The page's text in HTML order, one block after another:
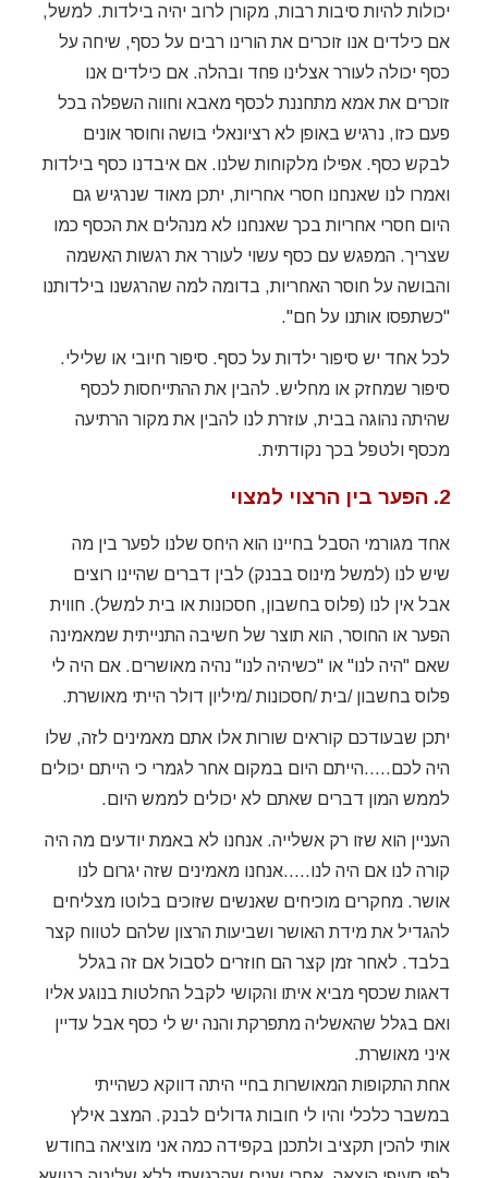
יכולות להיות סיבות רבות, מקורן לרוב יהיה בילדות. למשל,
אם כילדים אנו זוכרים את הורינו רבים על כסף, שיחה על
כסף יכולה לעורר אצלינו פחד ובהלה. אם כילדים אנו
זוכרים את אמא מתחננת לכסף מאבא וחווה השפלה בכל
פעם כזו, נרגיש באופן לא רציונאלי בושה וחוסר אונים
לבקש כסף. אפילו מלקוחות שלנו. אם איבדנו כסף בילדות
ואמרו לנו שאנחנו חסרי אחריות, יתכן מאוד שנרגיש גם
היום חסרי אחריות בכך שאנחנו לא מנהלים את הכסף כמו
שצריך. המפגש עם כסף עשוי לעורר את רגשות האשמה
והבושה על חוסר האחריות, בדומה למה שהרגשנו בילדותנו
"כשתפסו אותנו על חם".
לכל אחד יש סיפור ילדות על כסף. סיפור חיובי או שלילי.
סיפור שמחזק או מחליש. להבין את ההתייחסות לכסף
שהיתה נהוגה בבית, עוזרת לנו להבין את מקור הרתיעה
מכסף ולטפל בכך נקודתית.
2. הפער בין הרצוי למצוי
אחד מגורמי הסבל בחיינו הוא היחס שלנו לפער בין מה
שיש לנו (למשל מינוס בבנק) לבין דברים שהיינו רוצים
אבל אין לנו (פלוס בחשבון, חסכונות או בית למשל). חווית
הפער או החוסר, הוא תוצר של חשיבה התנייתית שמאמינה
שאם "היה לנו" או "כשיהיה לנו" נהיה מאושרים. אם היה לי
פלוס בחשבון /בית /חסכונות /מיליון דולר הייתי מאושרת.
יתכן שבעודכם קוראים שורות אלו אתם מאמינים לזה, שלו
היה לכם…..הייתם היום במקום אחר לגמרי כי הייתם יכולים
לממש המון דברים שאתם לא יכולים לממש היום.
העניין הוא שזו רק אשלייה. אנחנו לא באמת יודעים מה היה
קורה לנו אם היה לנו…..אנחנו מאמינים שזה יגרום לנו
אושר. מחקרים מוכיחים שאנשים שזוכים בלוטו מצליחים
להגדיל את מידת האושר ושביעות הרצון שלהם לטווח קצר
בלבד. לאחר זמן קצר הם חוזרים לסבול אם זה בגלל
דאגות שכסף מביא איתו והקושי לקבל החלטות בנוגע אליו
ואם בגלל שהאשליה מתפרקת והנה יש לי כסף אבל עדיין
איני מאושרת.
אחת התקופות המאושרות בחיי היתה דווקא כשהייתי
במשבר כלכלי והיו לי חובות גדולים לבנק. המצב אילץ
אותי להכין תקציב ולתכנן בקפידה כמה אני מוציאה בחודש